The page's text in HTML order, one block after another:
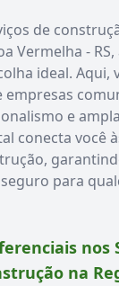
de
Vermelha - RS,
ideal. Aqui,
e
conecta você
para
nos
na